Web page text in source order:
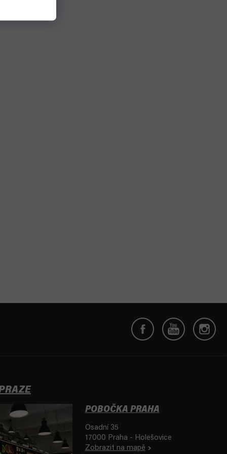
POBOČKA PRAHA
Osadní 35
17000 Praha - Holešovice
Zobrazit na mapě